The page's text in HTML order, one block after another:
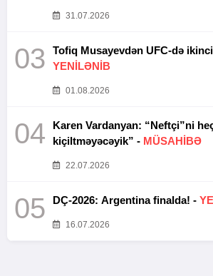
31.07.2026
03
YENİLƏNİB
01.08.2026
04
Karen Vardanyan: “Neftçi”ni
kiçiltməyəcəyik” - MÜSAHİBƏ
22.07.2026
05 DÇ-2026: Argentina finalda! -
16.07.2026